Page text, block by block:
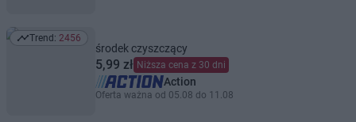
Trend: 2456
Trend: 2456
środek czyszczący
5,99 zł Niższa cena z 30 dni
Action
Oferta ważna od 05.08 do 11.08